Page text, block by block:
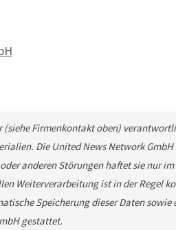
Firmenkontakt oben)
Die United News Network
anderen Störungen haftet sie nur
Weiterverarbeitung ist in der Regel
Speicherung dieser Daten
gestattet.